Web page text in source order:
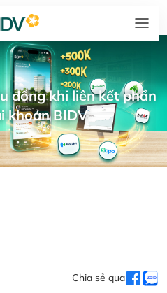
đồng khi liên kết phần
khoản BIDV
Chia sẻ qua